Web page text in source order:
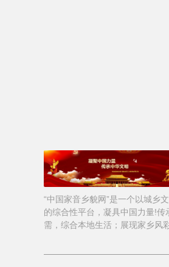
“中国家音乡貌网”是一个以城乡
的综合性平台，凝具中国力量!
需，综合本地生活；展现家乡风